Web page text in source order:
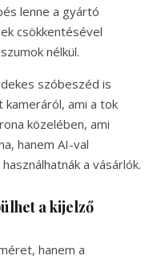
lenne a gyártó
csökkentésével
nélkül.
szóbeszéd is
ami a tok
közelében, ami
hanem AI-val
a vásárlók.
a kijelző
hanem a